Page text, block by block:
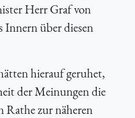
Herr Graf von
Innern über diesen
hierauf geruhet,
der Meinungen die
Rathe zur näheren